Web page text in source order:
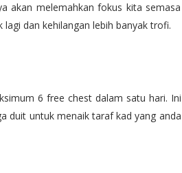
akan melemahkan fokus kita semasa
dan kehilangan lebih banyak trofi.
6 free chest dalam satu hari. Ini
duit untuk menaik taraf kad yang anda